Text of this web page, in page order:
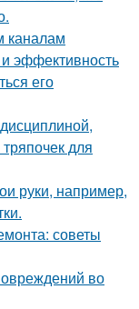
каналам
эффективность
его
для
руки, например,
советы
во